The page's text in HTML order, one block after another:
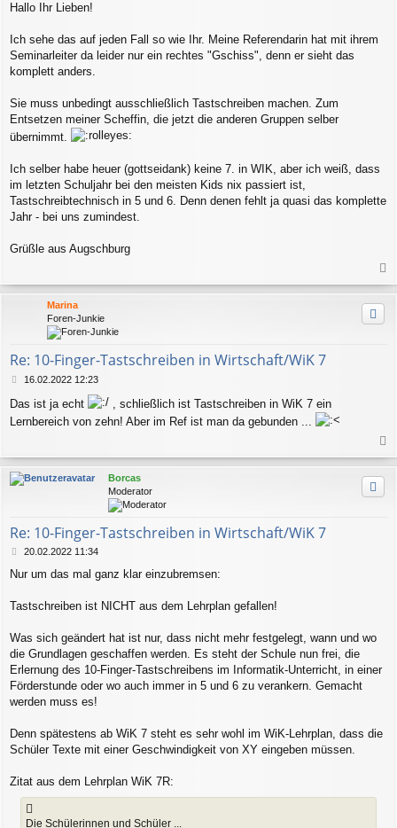
i
r
a
Hallo Ihr Lieben!
Ich sehe das auf jeden Fall so wie Ihr. Meine Referendarin hat mit ihrem
Seminarleiter da leider nur ein rechtes "Gschiss", denn er sieht das
komplett anders.
Sie muss unbedingt ausschließlich Tastschreiben machen. Zum
Entsetzen meiner Scheffin, die jetzt die anderen Gruppen selber
übernimmt.
Ich selber habe heuer (gottseidank) keine 7. in WIK, aber ich weiß, dass
im letzten Schuljahr bei den meisten Kids nix passiert ist,
Tastschreibtechnisch in 5 und 6. Denn denen fehlt ja quasi das komplette
Jahr - bei uns zumindest.
Grüßle aus Augschburg
a
c
Marina
Foren-Junkie
Re: 10-Finger-Tastschreiben in Wirtschaft/WiK 7
B
i
t
g
16.02.2022 12:23
Das ist ja echt
, schließlich ist Tastschreiben in WiK 7 ein
Lernbereich von zehn! Aber im Ref ist man da gebunden ...
c
Borcas
Moderator
Re: 10-Finger-Tastschreiben in Wirtschaft/WiK 7
B
i
r
20.02.2022 11:34
Nur um das mal ganz klar einzubremsen:
Tastschreiben ist NICHT aus dem Lehrplan gefallen!
Was sich geändert hat ist nur, dass nicht mehr festgelegt, wann und wo
die Grundlagen geschaffen werden. Es steht der Schule nun frei, die
Erlernung des 10-Finger-Tastschreibens im Informatik-Unterricht, in einer
Förderstunde oder wo auch immer in 5 und 6 zu verankern. Gemacht
werden muss es!
Denn spätestens ab WiK 7 steht es sehr wohl im WiK-Lehrplan, dass die
Schüler Texte mit einer Geschwindigkeit von XY eingeben müssen.
Zitat aus dem Lehrplan WiK 7R:
Die Schülerinnen und Schüler ...